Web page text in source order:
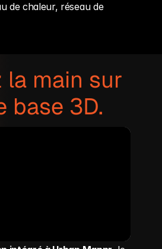
de chaleur, réseau de
la main sur
base 3D.